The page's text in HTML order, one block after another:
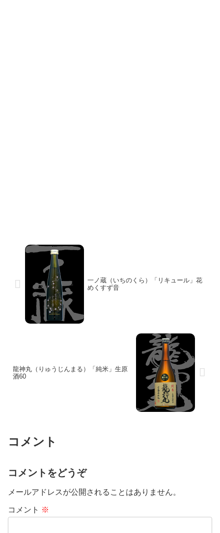
一ノ蔵（いちのくら）「リキュール」花
めくすず音
龍神丸（りゅうじんまる）「純米」生原
酒60
コメント
コメントをどうぞ
メールアドレスが公開されることはありません。
コメント ※